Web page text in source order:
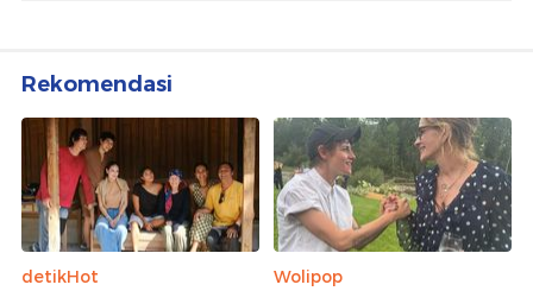
Rekomendasi
detikHot
Wolipop